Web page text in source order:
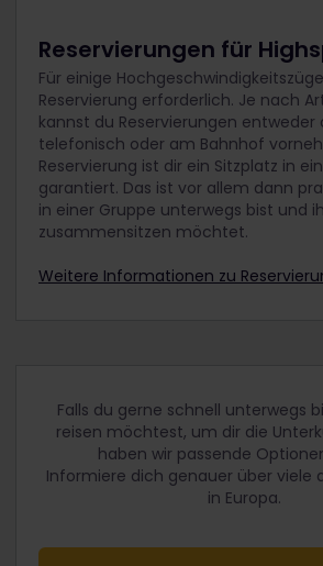
Reservierungen für
Für einige
Reservierung erforderlich. Je nach
kannst du Reservierungen entweder
telefonisch oder am Bahnhof
Reservierung ist dir ein Sitzplatz in
garantiert. Das ist vor allem dann
in einer Gruppe unterwegs bist und
zusammensitzen möchtet.
Weitere Informationen zu
Falls du gerne schnell unterwegs
reisen möchtest, um dir die
haben wir passende
Informiere dich genauer über viele
in Europa.